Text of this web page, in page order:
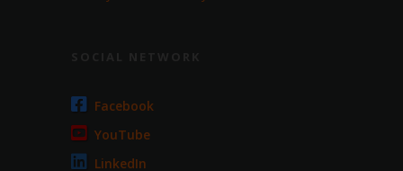
Facebook
YouTube
LinkedIn